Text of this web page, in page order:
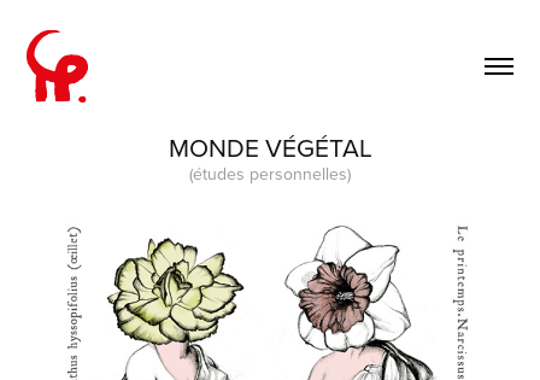
MONDE VÉGÉTAL
(études personnelles)